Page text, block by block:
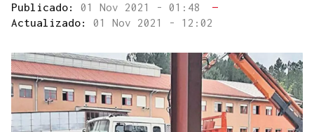
Publicado: 01 Nov 2021 - 01:48
—
Actualizado: 01 Nov 2021 - 12:02